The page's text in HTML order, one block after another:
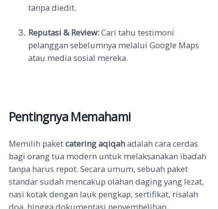
tanpa diedit.
Reputasi & Review:Cari tahu testimoni
pelanggan sebelumnya melalui Google Maps
atau media sosial mereka.
Pentingnya Memahami
Memilih paketcatering aqiqahadalah cara cerdas
bagi orang tua modern untuk melaksanakan ibadah
tanpa harus repot. Secara umum, sebuah paket
standar sudah mencakup olahan daging yang lezat,
nasi kotak dengan lauk pengkap, sertifikat, risalah